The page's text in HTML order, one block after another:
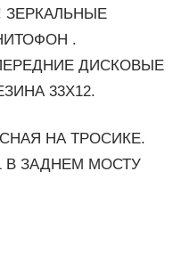
ЗЕРКАЛЬНЫЕ
.
ДИСКОВЫЕ
33Х12.
НА ТРОСИКЕ.
В ЗАДНЕМ МОСТУ